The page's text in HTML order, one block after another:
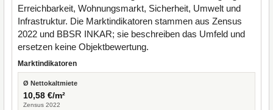
Erreichbarkeit, Wohnungsmarkt, Sicherheit, Umwelt und
Infrastruktur. Die Marktindikatoren stammen aus Zensus
2022 und BBSR INKAR; sie beschreiben das Umfeld und
ersetzen keine Objektbewertung.
Marktindikatoren
Ø Nettokaltmiete
10,58 €/m²
Zensus 2022